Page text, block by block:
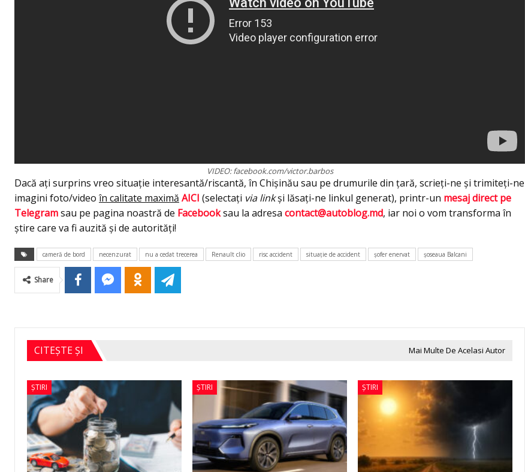
VIDEO: facebook.com/victor.barbos
Dacă ați surprins vreo situație interesantă/riscantă, în Chișinău sau pe drumurile din țară, scrieți-ne și trimiteți-ne
imagini foto/video în calitate maximă AICI (selectați via linkși lăsați-ne linkul generat), printr-un mesaj direct pe
Telegramsau pe pagina noastră de Facebooksau la adresa contact@autoblog.md, iar noi o vom transforma în
știre care va fi auzită și de autorități!
cameră de bord necenzurat nu a cedat trecerea Renault clio risc accident situaţie de accident şofer enervat şoseaua Balcani
Share
CITEȘTE ȘI Mai Multe De Acelasi Autor
ȘTIRI ȘTIRI ȘTIRI